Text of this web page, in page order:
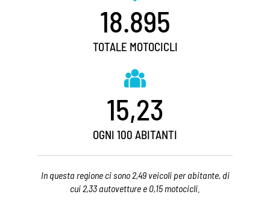
18.895
TOTALE MOTOCICLI
15,23
OGNI 100 ABITANTI
In questa regione ci sono 2,49 veicoli per abitante, di
cui 2,33 autovetture e 0,15 motocicli.